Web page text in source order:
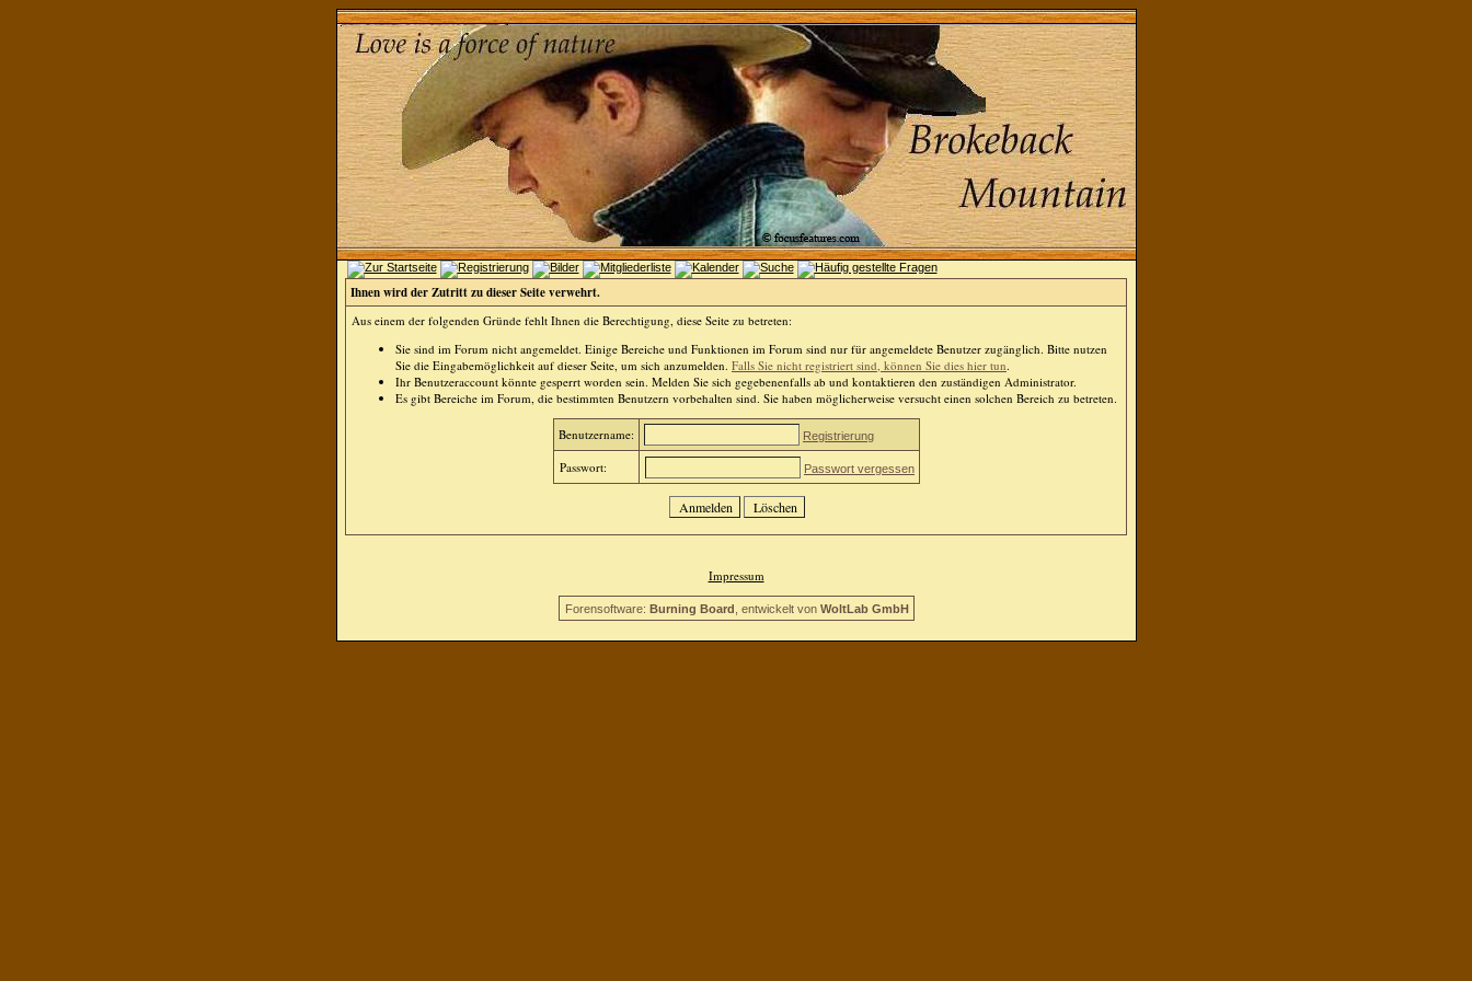
Ihnen wird der Zutritt zu dieser Seite verwehrt.
Aus einem der folgenden Gründe fehlt Ihnen die Berechtigung, diese Seite zu betreten:
Sie sind im Forum nicht angemeldet. Einige Bereiche und Funktionen im Forum sind nur für angemeldete Benutzer zugänglich. Bitte nutzen
Sie die Eingabemöglichkeit auf dieser Seite, um sich anzumelden. Falls Sie nicht registriert sind, können Sie dies hier tun.
Ihr Benutzeraccount könnte gesperrt worden sein. Melden Sie sich gegebenenfalls ab und kontaktieren den zuständigen Administrator.
Es gibt Bereiche im Forum, die bestimmten Benutzern vorbehalten sind. Sie haben möglicherweise versucht einen solchen Bereich zu betreten.
Benutzername: Registrierung
Passwort: Passwort vergessen
Impressum
Forensoftware: Burning Board , entwickelt von WoltLab GmbH